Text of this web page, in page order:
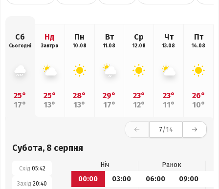
Сб
Сьогодні
25°
17°
Нд
Завтра
25°
13°
Пн
10.08
28°
13°
Вт
11.08
29°
17°
Ср
12.08
23°
12°
Чт
13.08
23°
11°
Пт
14.08
26°
10°
7/14
Субота, 8 серпня
Схід:05:42
Захід:20:40
Ніч
Ранок
00:00
03:00 06:00 09:00